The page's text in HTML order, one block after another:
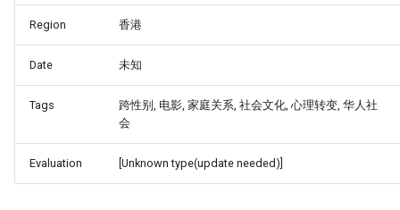
Region 香港
Date 未知
Tags
跨性别, 电影, 家庭关系, 社会文化, 心理转变, 华人社
会
Evaluation [Unknown type(update needed)]